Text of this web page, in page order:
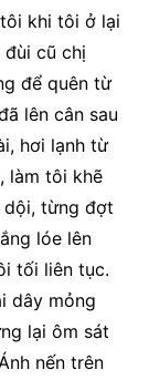
khi tôi ở lại
đùi cũ chị
để quên từ
lên cân sau
hơi lạnh từ
làm tôi khẽ
dội, từng đợt
lóe lên
tối liên tục.
dây mỏng
lại ôm sát
nến trên